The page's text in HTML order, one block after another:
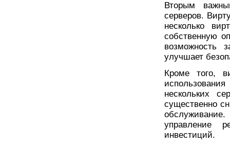
Вторым
серверов.
несколько
собственную
возможность
улучшает
Кроме того,
нескольких
существенно
управление
инвестиций.